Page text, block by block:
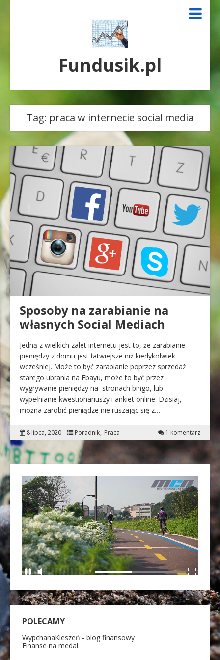
Fundusik.pl
Tag: praca w internecie social media
Sposoby na zarabianie na
własnych Social Mediach
Jedną z wielkich zalet internetu jest to, że zarabianie
pieniędzy z domu jest łatwiejsze niż kiedykolwiek
wcześniej. Może to być zarabianie poprzez sprzedaż
starego ubrania na Ebayu, może to być przez
wygrywanie pieniędzy na stronach bingo, lub
wypełnianie kwestionariuszy i ankiet online. Dzisiaj,
można zarobić pieniądze nie ruszając się z…
8 lipca, 2020 Poradnik Praca 1 komentarz
POLECAMY
WypchanaKieszeń - blog finansowy
Finanse na medal